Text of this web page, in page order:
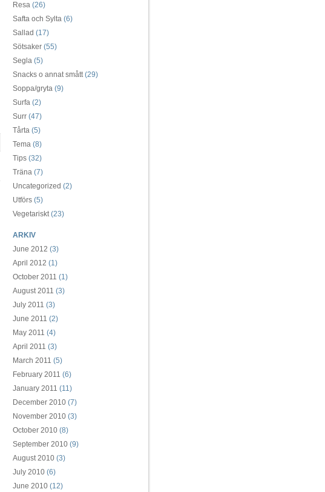
Resa (26)
Safta och Sylta (6)
Sallad (17)
Sötsaker (55)
Segla (5)
Snacks o annat smått(29)
Soppa/gryta (9)
Surfa (2)
Surr (47)
Tårta (5)
Tema (8)
Tips (32)
Träna (7)
Uncategorized (2)
Utförs (5)
Vegetariskt(23)
ARKIV
June 2012 (3)
April 2012 (1)
October 2011 (1)
August 2011 (3)
July 2011 (3)
June 2011 (2)
May 2011 (4)
April 2011 (3)
March 2011 (5)
February 2011 (6)
January 2011 (11)
December 2010 (7)
November 2010 (3)
October 2010 (8)
September 2010 (9)
August 2010 (3)
July 2010 (6)
June 2010 (12)